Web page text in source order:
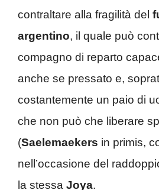
contraltare alla fragilità del
argentino, il quale può
compagno di reparto
anche se pressato e,
costantemente un paio di
che non può che liberare
(Saelemaekers in primis,
nell’occasione del
la stessa Joya.